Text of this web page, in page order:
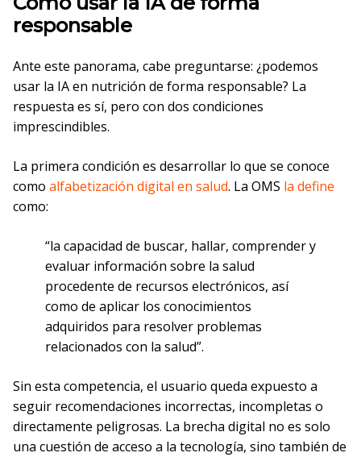
responsable
Ante este panorama, cabe preguntarse: ¿podemos
usar la IA en nutrición de forma responsable? La
respuesta es sí, pero con dos condiciones
imprescindibles.
La primera condición es desarrollar lo que se conoce
como alfabetización digital en salud. La OMS la define
como:
“la capacidad de buscar, hallar, comprender y
evaluar información sobre la salud
procedente de recursos electrónicos, así
como de aplicar los conocimientos
adquiridos para resolver problemas
relacionados con la salud”.
Sin esta competencia, el usuario queda expuesto a
seguir recomendaciones incorrectas, incompletas o
directamente peligrosas. La brecha digital no es solo
una cuestión de acceso a la tecnología, sino también de